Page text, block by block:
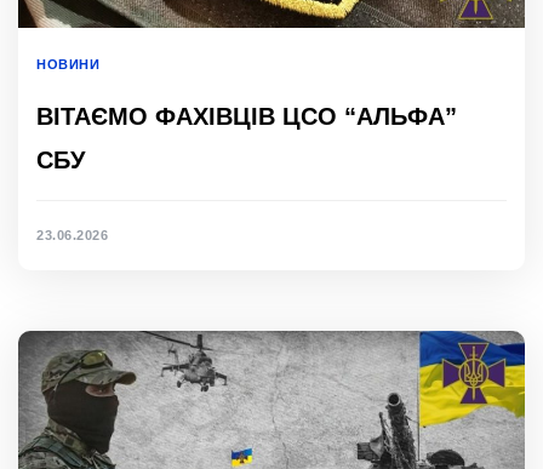
НОВИНИ
ВІТАЄМО ФАХІВЦІВ ЦСО “АЛЬФА”
СБУ
23.06.2026